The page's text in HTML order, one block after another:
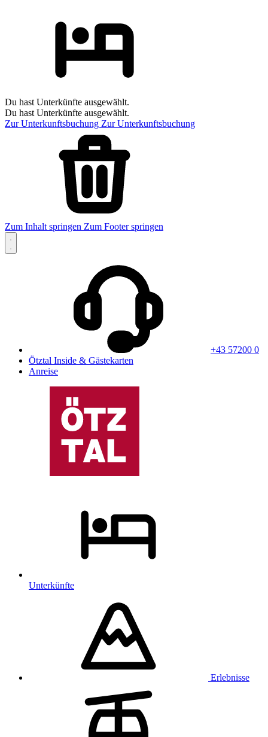
Du hast Unterkünfte ausgewählt.
Du hast Unterkünfte ausgewählt.
Zur Unterkunftsbuchung Zur Unterkunftsbuchung
Zum Inhalt springen Zum Footer springen
+43 57200 0
Ötztal Inside & Gästekarten
Anreise
Unterkünfte
Erlebnisse